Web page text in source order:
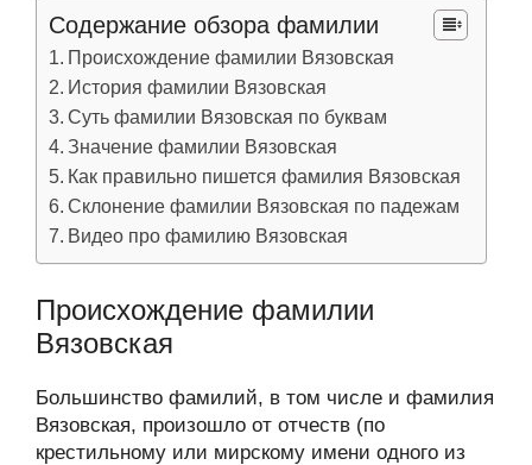
Содержание обзора фамилии
Происхождение фамилии Вязовская
История фамилии Вязовская
Суть фамилии Вязовская по буквам
Значение фамилии Вязовская
Как правильно пишется фамилия Вязовская
Склонение фамилии Вязовская по падежам
Видео про фамилию Вязовская
Происхождение фамилии
Вязовская
Большинство фамилий, в том числе и фамилия
Вязовская, произошло от отчеств (по
крестильному или мирскому имени одного из